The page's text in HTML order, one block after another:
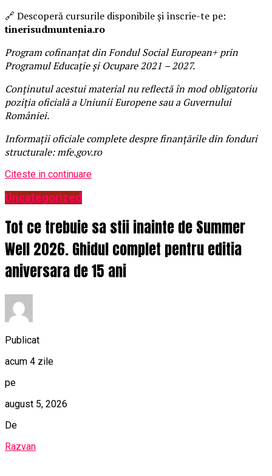
🔗 Descoperă cursurile disponibile și înscrie-te pe:
tinerisudmuntenia.ro
Program cofinanțat din Fondul Social European+ prin
Programul Educație și Ocupare 2021 – 2027.
Conținutul acestui material nu reflectă în mod obligatoriu
poziția oficială a Uniunii Europene sau a Guvernului
României.
Informații oficiale complete despre finanțările din fonduri
structurale: mfe.gov.ro
Citeste in continuare
Uncategorized
Tot ce trebuie sa stii inainte de Summer
Well 2026. Ghidul complet pentru editia
aniversara de 15 ani
Publicat
acum 4 zile
pe
august 5, 2026
De
Razvan